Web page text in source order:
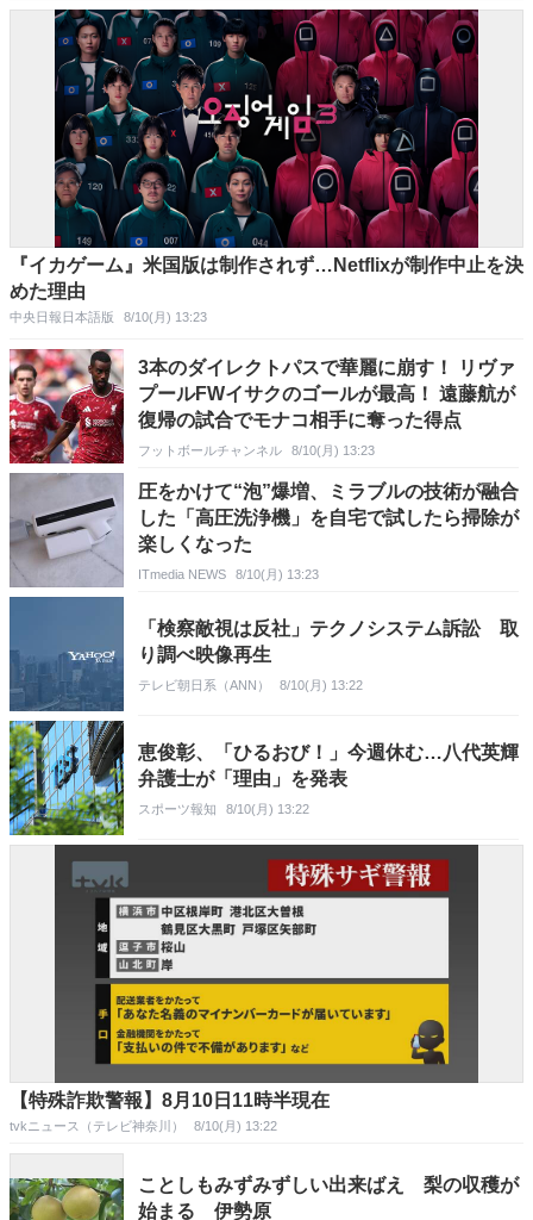
『イカゲーム』米国版は制作されず…Netflixが制作中止を決
めた理由
中央日報日本語版 8/10(月) 13:23
3本のダイレクトパスで華麗に崩す！ リヴァ
プールFWイサクのゴールが最高！ 遠藤航が
復帰の試合でモナコ相手に奪った得点
フットボールチャンネル 8/10(月) 13:23
圧をかけて“泡”爆増、ミラブルの技術が融合
した「高圧洗浄機」を自宅で試したら掃除が
楽しくなった
ITmedia NEWS 8/10(月) 13:23
「検察敵視は反社」テクノシステム訴訟 取
り調べ映像再生
テレビ朝日系（ANN） 8/10(月) 13:22
恵俊彰、「ひるおび！」今週休む…八代英輝
弁護士が「理由」を発表
スポーツ報知 8/10(月) 13:22
【特殊詐欺警報】8月10日11時半現在
tvkニュース（テレビ神奈川） 8/10(月) 13:22
ことしもみずみずしい出来ばえ 梨の収穫が
始まる 伊勢原